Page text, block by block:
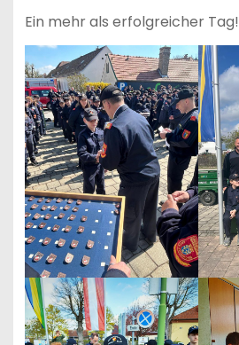
Ein mehr als erfolgreicher Tag!